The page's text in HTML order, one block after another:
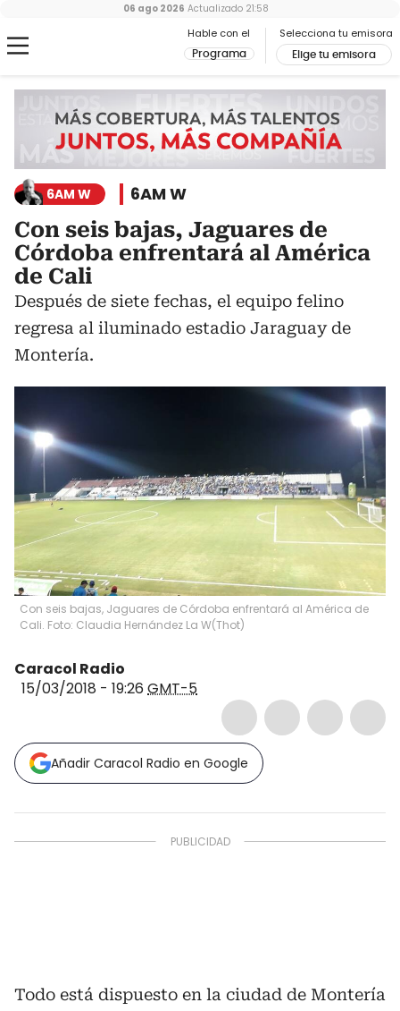
Hable con el
Programa
Selecciona tu emisora
Elige tu emisora
06 ago 2026 Actualizado 21:58
6AM W 6AM W
Con seis bajas, Jaguares de
Córdoba enfrentará al América
de Cali
Después de siete fechas, el equipo felino
regresa al iluminado estadio Jaraguay de
Montería.
Con seis bajas, Jaguares de Córdoba enfrentará al América de
Cali. Foto: Claudia Hernández La W(Thot)
Caracol Radio
15/03/2018 - 19:26 GMT-5
Añadir Caracol Radio en Google
Todo está dispuesto en la ciudad de Montería